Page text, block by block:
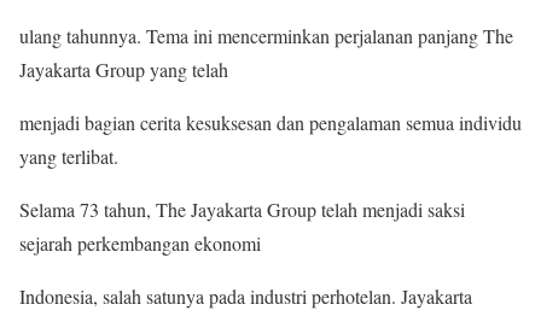
ulang tahunnya. Tema ini mencerminkan perjalanan panjang The
Jayakarta Group yang telah
menjadi bagian cerita kesuksesan dan pengalaman semua individu
yang terlibat.
Selama 73 tahun, The Jayakarta Group telah menjadi saksi
sejarah perkembangan ekonomi
Indonesia, salah satunya pada industri perhotelan. Jayakarta